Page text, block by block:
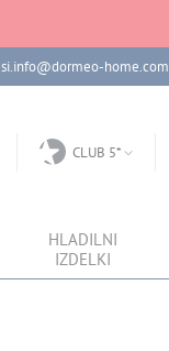
si.info@dormeo-home.com
CLUB 5*
HLADILNI
IZDELKI